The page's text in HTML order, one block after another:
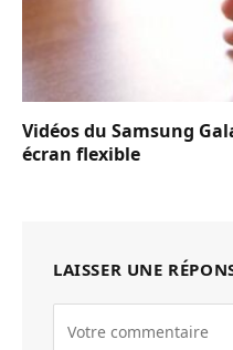
Vidéos du Samsung
écran flexible
LAISSER UNE